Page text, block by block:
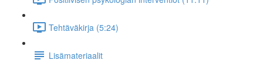
Tehtäväkirja (5:24)
Lisämateriaalit